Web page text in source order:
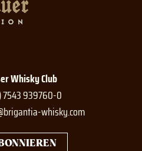
Whisky Club
7543 939760-0
whisky.com